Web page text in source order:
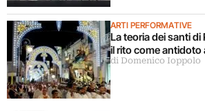
ARTI PERFORMATIVE
La teoria dei santi di
il rito come antidoto
di Domenico Ioppolo